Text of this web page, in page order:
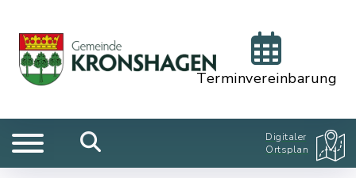
Terminvereinbarung
Digitaler
Ortsplan